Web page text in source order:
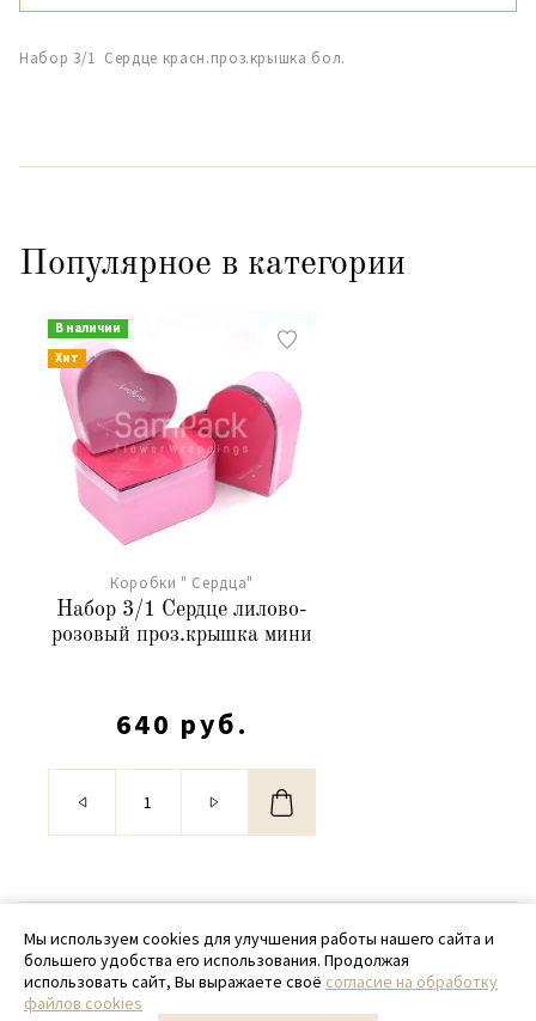
Набор 3/1 Сердце красн.проз.крышка бол.
Популярное в категории
В наличии
Хит
Коробки " Сердца"
Набор 3/1 Сердце лилово-
розовый проз.крышка мини
640 руб.
© 2020 - 2026 SamPack
+ 7 (918) 699-97-87
zakaz@sampack.store
Мы используем cookies для улучшения работы нашего сайта и
большего удобства его использования. Продолжая
использовать сайт, Вы выражаете своё согласие на обработку
файлов cookies